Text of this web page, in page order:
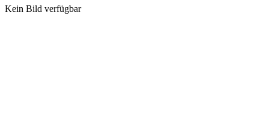
Kein Bild verfügbar